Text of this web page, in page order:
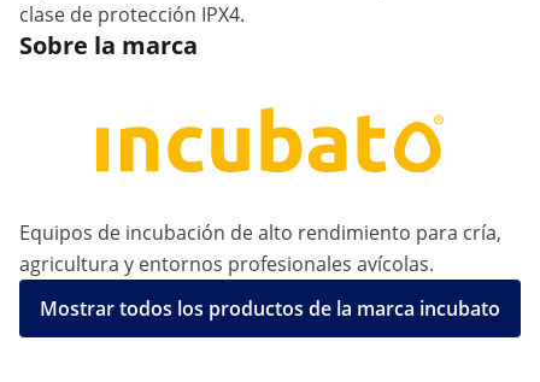
clase de protección IPX4.
Sobre la marca
Equipos de incubación de alto rendimiento para cría,
agricultura y entornos profesionales avícolas.
Mostrar todos los productos de la marca incubato